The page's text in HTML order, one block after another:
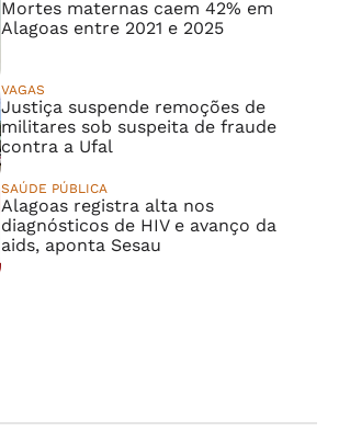
Mortes maternas caem 42% em
Alagoas entre 2021 e 2025
VAGAS
Justiça suspende remoções de
militares sob suspeita de fraude
contra a Ufal
SAÚDE PÚBLICA
Alagoas registra alta nos
diagnósticos de HIV e avanço da
aids, aponta Sesau